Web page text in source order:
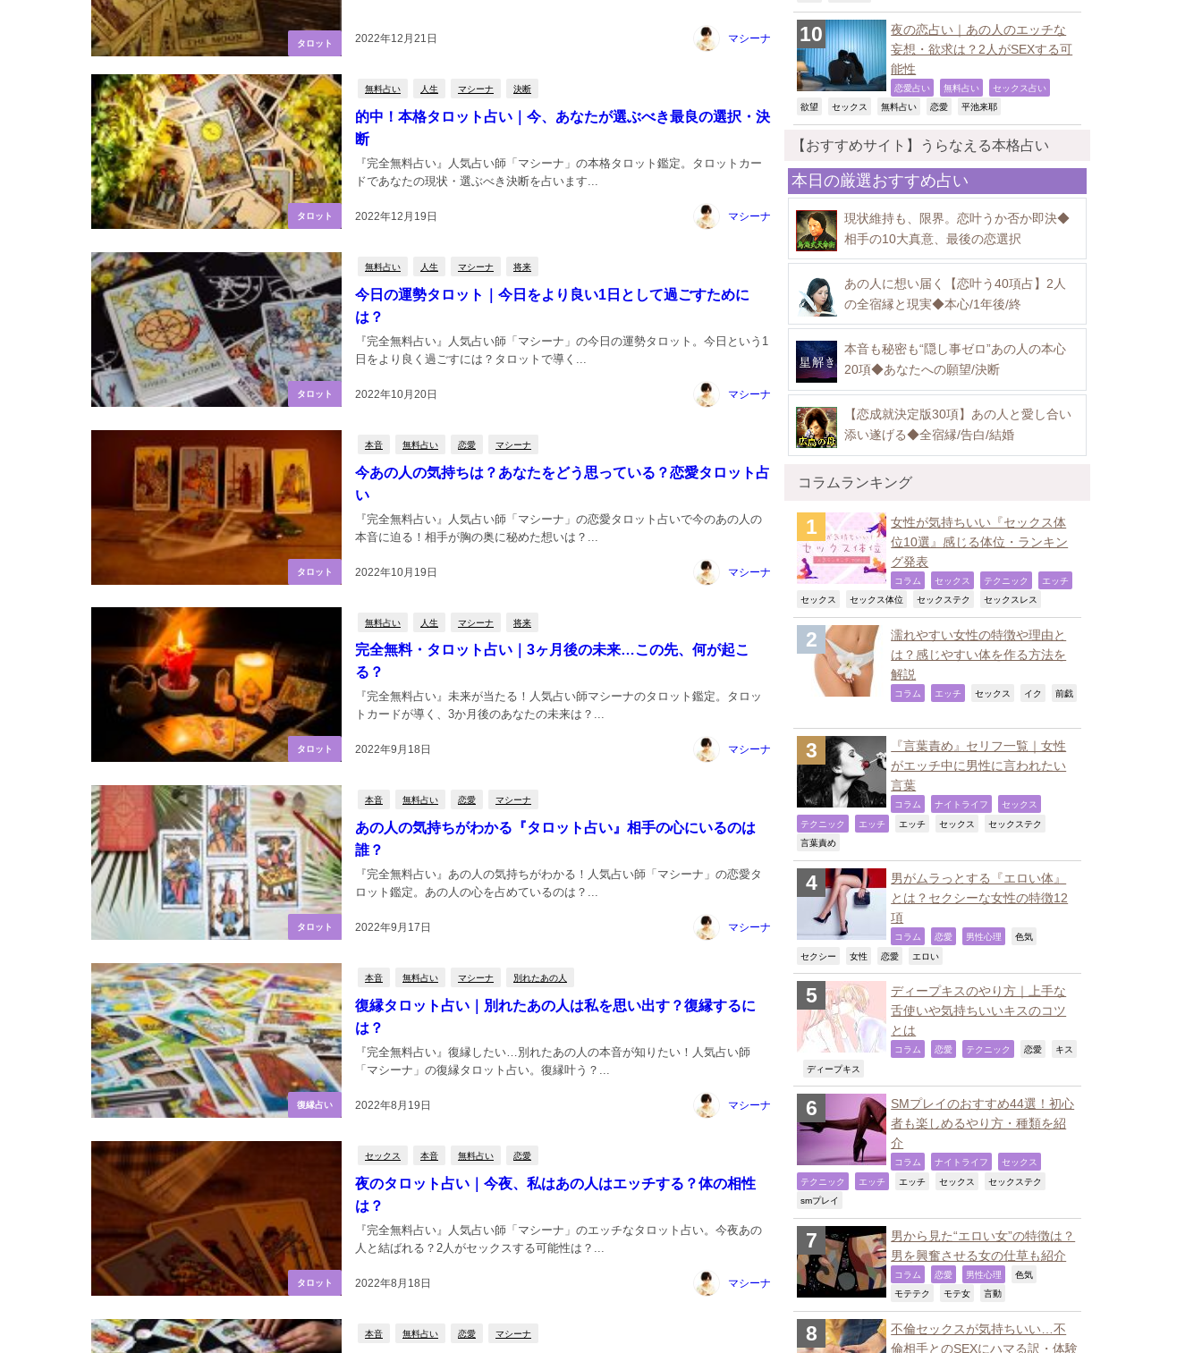
タロット 2022年12月21日 マシーナ
タロット
無料占い 人生 マシーナ 決断
的中！本格タロット占い｜今、あなたが選ぶべき最良の選択・決
断
2022年12月19日
『完全無料占い』人気占い師「マシーナ」の本格タロット鑑定。タロットカー
ドであなたの現状・選ぶべき決断を占います...
マシーナ
タロット
無料占い 人生 マシーナ 将来
今日の運勢タロット｜今日をより良い1日として過ごすために
は？
2022年10月20日
『完全無料占い』人気占い師「マシーナ」の今日の運勢タロット。今日という1
日をより良く過ごすには？タロットで導く...
マシーナ
タロット
本音 無料占い 恋愛 マシーナ
今あの人の気持ちは？あなたをどう思っている？恋愛タロット占
い
2022年10月19日
『完全無料占い』人気占い師「マシーナ」の恋愛タロット占いで今のあの人の
本音に迫る！相手が胸の奥に秘めた想いは？...
マシーナ
タロット
無料占い 人生 マシーナ 将来
完全無料・タロット占い｜3ヶ月後の未来…この先、何が起こ
る？
2022年9月18日
『完全無料占い』未来が当たる！人気占い師マシーナのタロット鑑定。タロッ
トカードが導く、3か月後のあなたの未来は？...
マシーナ
タロット
本音 無料占い 恋愛 マシーナ
あの人の気持ちがわかる『タロット占い』相手の心にいるのは
誰？
2022年9月17日
『完全無料占い』あの人の気持ちがわかる！人気占い師「マシーナ」の恋愛タ
ロット鑑定。あの人の心を占めているのは？...
マシーナ
復縁占い
本音 無料占い マシーナ 別れたあの人
復縁タロット占い｜別れたあの人は私を思い出す？復縁するに
は？
2022年8月19日
『完全無料占い』復縁したい…別れたあの人の本音が知りたい！人気占い師
「マシーナ」の復縁タロット占い。復縁叶う？...
マシーナ
タロット
セックス 本音 無料占い 恋愛
夜のタロット占い｜今夜、私はあの人はエッチする？体の相性
は？
2022年8月18日
『完全無料占い』人気占い師「マシーナ」のエッチなタロット占い。今夜あの
人と結ばれる？2人がセックスする可能性は？...
マシーナ
本音 無料占い 恋愛 マシーナ
夜の恋占い｜あの人のエッチな
妄想・欲求は？2人がSEXする可
能性
恋愛占い 無料占い セックス占い
欲望 セックス 無料占い 恋愛 平池来耶
【おすすめサイト】うらなえる本格占い
本日の厳選おすすめ占い
現状維持も、限界。恋叶うか否か即決◆
相手の10大真意、最後の恋選択
あの人に想い届く【恋叶う40項占】2人
の全宿縁と現実◆本心/1年後/終
本音も秘密も“隠し事ゼロ”あの人の本心
20項◆あなたへの願望/決断
【恋成就決定版30項】あの人と愛し合い
添い遂げる◆全宿縁/告白/結婚
コラムランキング
女性が気持ちいい『セックス体
位10選』感じる体位・ランキン
グ発表
コラム セックス テクニック エッチ
セックス セックス体位 セックステク セックスレス
濡れやすい女性の特徴や理由と
は？感じやすい体を作る方法を
解説
コラム エッチ セックス イク 前戯
『言葉責め』セリフ一覧｜女性
がエッチ中に男性に言われたい
言葉
コラム ナイトライフ セックス
テクニック エッチ エッチ セックス セックステク
言葉責め
男がムラっとする『エロい体』
とは？セクシーな女性の特徴12
項
コラム 恋愛 男性心理 色気
セクシー 女性 恋愛 エロい
ディープキスのやり方｜上手な
舌使いや気持ちいいキスのコツ
とは
コラム 恋愛 テクニック 恋愛 キス
ディープキス
SMプレイのおすすめ44選！初心
者も楽しめるやり方・種類を紹
介
コラム ナイトライフ セックス
テクニック エッチ エッチ セックス セックステク
smプレイ
男から見た“エロい女”の特徴は？
男を興奮させる女の仕草も紹介
コラム 恋愛 男性心理 色気
モテテク モテ女 言動
不倫セックスが気持ちいい…不
倫相手とのSEXにハマる訳・体験